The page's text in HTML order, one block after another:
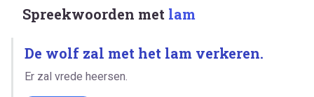
Spreekwoorden met lam
De wolf zal met het lam verkeren.
Er zal vrede heersen.